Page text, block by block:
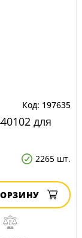
197635
для
2265 шт.